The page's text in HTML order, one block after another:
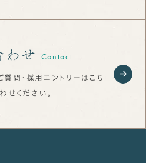
わせ Contact
質問・採用エントリーはこち
せください。